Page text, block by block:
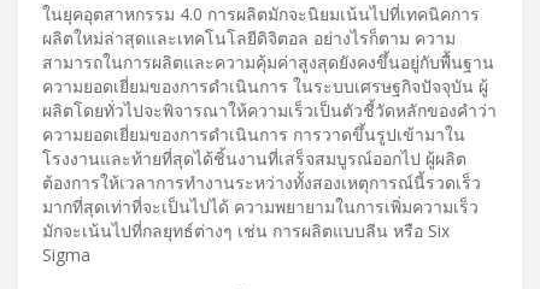
ในยุคอุตสาหกรรม 4.0 การผลิตมักจะนิยมเน้นไปที่เทคนิคการ
ผลิตใหม่ล่าสุดและเทคโนโลยีดิจิตอล อย่างไรก็ตาม ความ
สามารถในการผลิตและความคุ้มค่าสูงสุดยังคงขึ้นอยู่กับพื้นฐาน
ความยอดเยี่ยมของการดำเนินการ ในระบบเศรษฐกิจปัจจุบัน ผู้
ผลิตโดยทั่วไปจะพิจารณาให้ความเร็วเป็นตัวชี้วัดหลักของคำว่า
ความยอดเยี่ยมของการดำเนินการ การวาดขึ้นรูปเข้ามาใน
โรงงานและท้ายที่สุดได้ชิ้นงานที่เสร็จสมบูรณ์ออกไป ผู้ผลิต
ต้องการให้เวลาการทำงานระหว่างทั้งสองเหตุการณ์นี้รวดเร็ว
มากที่สุดเท่าที่จะเป็นไปได้ ความพยายามในการเพิ่มความเร็ว
มักจะเน้นไปที่กลยุทธ์ต่างๆ เช่น การผลิตแบบลีน หรือ Six
Sigma